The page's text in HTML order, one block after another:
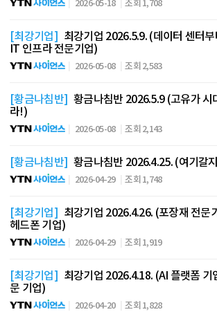
2026-05-18 조회 1,708
[최강기업] 최강기업 2026.5.9. (데이터 센터
IT 인프라 전문기업)
2026-05-08 조회 2,583
[황금나침반] 황금나침반 2026.5.9 (고유가 시
라!)
2026-05-08 조회 2,143
[황금나침반] 황금나침반 2026.4.25. (여기갈
2026-04-29 조회 1,748
[최강기업] 최강기업 2026.4.26. (포장재 전문
헤드폰 기업)
2026-04-29 조회 1,919
[최강기업] 최강기업 2026.4.18. (AI 플랫폼 기
문 기업)
2026-04-20 조회 1,828